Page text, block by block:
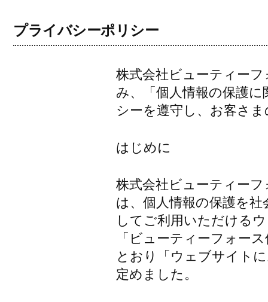
プライバシーポリシー
株式会社ビューティー
み、「個人情報の保護
シーを遵守し、お客さ
はじめに
株式会社ビューティー
は、個人情報の保護を
してご利用いただける
「ビューティーフォー
とおり「ウェブサイト
定めました。